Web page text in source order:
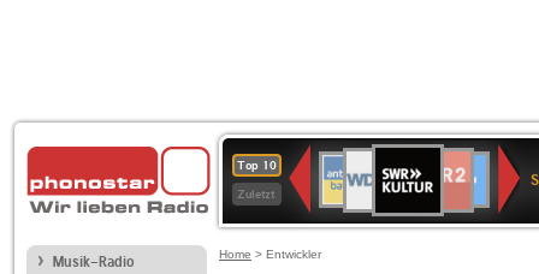
Top 10
Zuletzt
80er
90er
OLDIE
ANTENNE
SWR3
WDR
4
BR-
KLASSIK
Deutschlandfunk
Kultur
ANTENNE
BAYERN
2
Kultur2
Musik-Radio Home > Entwickler